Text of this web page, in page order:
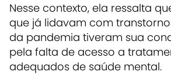
Nesse contexto, ela ressalta
que já lidavam com
da pandemia tiveram sua
pela falta de acesso a
adequados de saúde mental.